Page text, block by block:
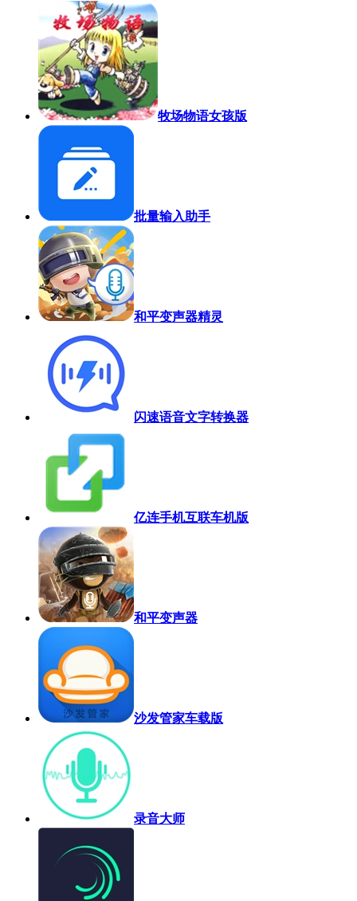
牧场物语女孩版
批量输入助手
和平变声器精灵
闪速语音文字转换器
亿连手机互联车机版
和平变声器
沙发管家车载版
录音大师